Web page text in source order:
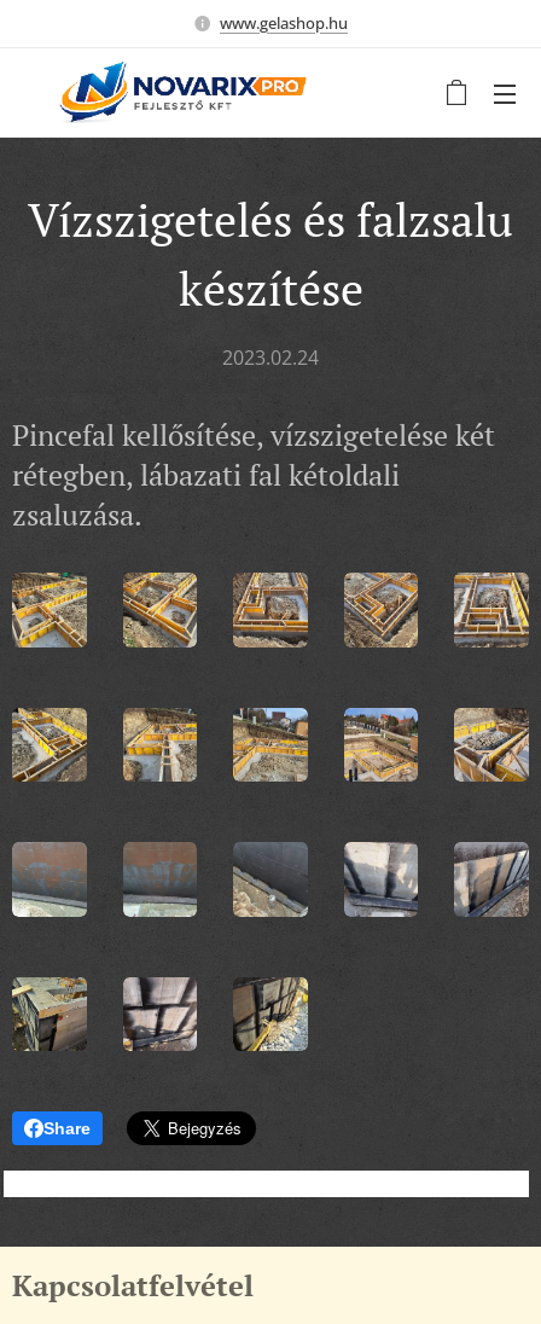
www.gelashop.hu
Vízszigetelés és falzsalu
készítése
2023.02.24
Pincefal kellősítése, vízszigetelése két
rétegben, lábazati fal kétoldali
zsaluzása.
Share
Kapcsolatfelvétel